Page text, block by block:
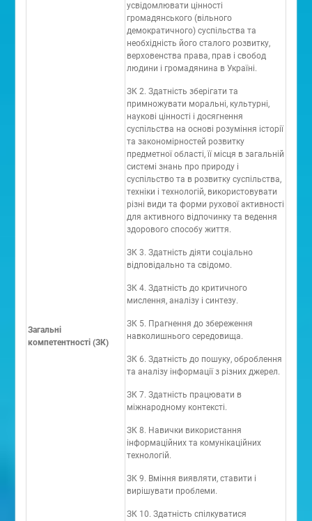
Загальні
компетентності (ЗК)
усвідомлювати цінності
громадянського (вільного
демократичного) суспільства та
необхідність його сталого розвитку,
верховенства права, прав і свобод
людини і громадянина в Україні.
ЗК 2. Здатність зберігати та
примножувати моральні, культурні,
наукові цінності і досягнення
суспільства на основі розуміння історії
та закономірностей розвитку
предметної області, її місця в загальній
системі знань про природу і
суспільство та в розвитку суспільства,
техніки і технологій, використовувати
різні види та форми рухової активності
для активного відпочинку та ведення
здорового способу життя.
ЗК 3. Здатність діяти соціально
відповідально та свідомо.
ЗК 4. Здатність до критичного
мислення, аналізу і синтезу.
ЗК 5. Прагнення до збереження
навколишнього середовища.
ЗК 6. Здатність до пошуку, оброблення
та аналізу інформації з різних джерел.
ЗК 7. Здатність працювати в
міжнародному контексті.
ЗК 8. Навички використання
інформаційних та комунікаційних
технологій.
ЗК 9. Вміння виявляти, ставити і
вирішувати проблеми.
ЗК 10. Здатність спілкуватися